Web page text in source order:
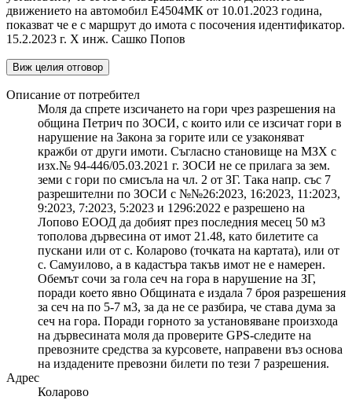
движението на автомобил Е4504МК от 10.01.2023 година,
показват че е с маршрут до имота с посочения идентификатор.
15.2.2023 г. X инж. Сашко Попов
Виж целия отговор
Описание от потребител
Моля да спрете изсичането на гори чрез разрешения на
община Петрич по ЗОСИ, с които или се изсичат гори в
нарушение на Закона за горите или се узаконяват
кражби от други имоти. Съгласно становище на МЗХ с
изх.№ 94-446/05.03.2021 г. ЗОСИ не се прилага за зем.
земи с гори по смисъла на чл. 2 от ЗГ. Така напр. със 7
разрешителни по ЗОСИ с №№26:2023, 16:2023, 11:2023,
9:2023, 7:2023, 5:2023 и 1296:2022 е разрешено на
Лопово ЕООД да добият през последния месец 50 м3
тополова дървесина от имот 21.48, като билетите са
пускани или от с. Коларово (точката на картата), или от
с. Самуилово, а в кадастъра такъв имот не е намерен.
Обемът сочи за гола сеч на гора в нарушение на ЗГ,
поради което явно Общината е издала 7 броя разрешения
за сеч на по 5-7 м3, за да не се разбира, че става дума за
сеч на гора. Поради горното за установяване произхода
на дървесината моля да проверите GPS-следите на
превозните средства за курсовете, направени въз основа
на издадените превозни билети по тези 7 разрешения.
Адрес
Коларово